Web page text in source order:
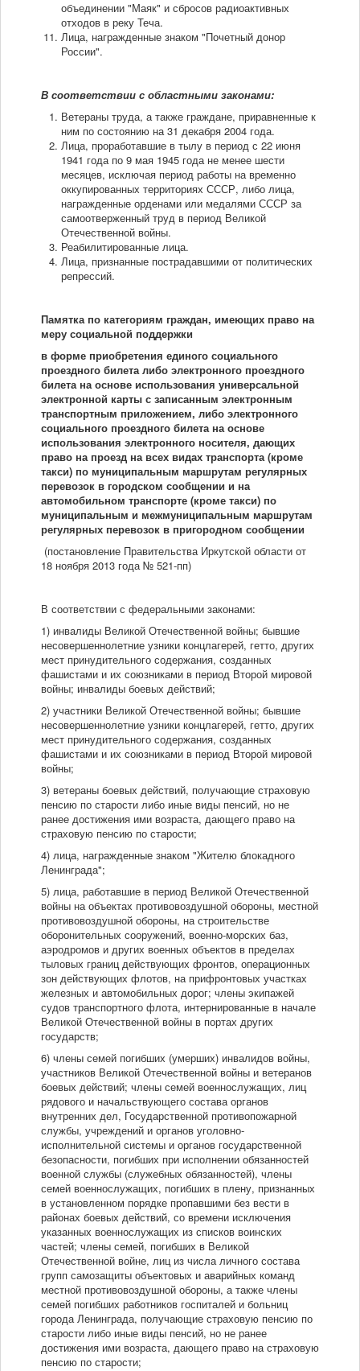
объединении "Маяк" и сбросов радиоактивных
отходов в реку Теча.
Лица, награжденные знаком "Почетный донор
России".
В соответствии с областными законами:
Ветераны труда, а также граждане, приравненные к
ним по состоянию на 31 декабря 2004 года.
Лица, проработавшие в тылу в период с 22 июня
1941 года по 9 мая 1945 года не менее шести
месяцев, исключая период работы на временно
оккупированных территориях СССР, либо лица,
награжденные орденами или медалями СССР за
самоотверженный труд в период Великой
Отечественной войны.
Реабилитированные лица.
Лица, признанные пострадавшими от политических
репрессий.
Памятка по категориям граждан, имеющих право на
меру социальной поддержки
в форме приобретения единого социального
проездного билета либо электронного проездного
билета на основе использования универсальной
электронной карты с записанным электронным
транспортным приложением, либо электронного
социального проездного билета на основе
использования электронного носителя, дающих
право на проезд на всех видах транспорта (кроме
такси) по муниципальным маршрутам регулярных
перевозок в городском сообщении и на
автомобильном транспорте (кроме такси) по
муниципальным и межмуниципальным маршрутам
регулярных перевозок в пригородном сообщении
(постановление Правительства Иркутской области от
18 ноября 2013 года № 521-пп)
В соответствии с федеральными законами:
1) инвалиды Великой Отечественной войны; бывшие
несовершеннолетние узники концлагерей, гетто, других
мест принудительного содержания, созданных
фашистами и их союзниками в период Второй мировой
войны; инвалиды боевых действий;
2) участники Великой Отечественной войны; бывшие
несовершеннолетние узники концлагерей, гетто, других
мест принудительного содержания, созданных
фашистами и их союзниками в период Второй мировой
войны;
3) ветераны боевых действий, получающие страховую
пенсию по старости либо иные виды пенсий, но не
ранее достижения ими возраста, дающего право на
страховую пенсию по старости;
4) лица, награжденные знаком "Жителю блокадного
Ленинграда";
5) лица, работавшие в период Великой Отечественной
войны на объектах противовоздушной обороны, местной
противовоздушной обороны, на строительстве
оборонительных сооружений, военно-морских баз,
аэродромов и других военных объектов в пределах
тыловых границ действующих фронтов, операционных
зон действующих флотов, на прифронтовых участках
железных и автомобильных дорог; члены экипажей
судов транспортного флота, интернированные в начале
Великой Отечественной войны в портах других
государств;
6) члены семей погибших (умерших) инвалидов войны,
участников Великой Отечественной войны и ветеранов
боевых действий; члены семей военнослужащих, лиц
рядового и начальствующего состава органов
внутренних дел, Государственной противопожарной
службы, учреждений и органов уголовно-
исполнительной системы и органов государственной
безопасности, погибших при исполнении обязанностей
военной службы (служебных обязанностей), члены
семей военнослужащих, погибших в плену, признанных
в установленном порядке пропавшими без вести в
районах боевых действий, со времени исключения
указанных военнослужащих из списков воинских
частей; члены семей, погибших в Великой
Отечественной войне, лиц из числа личного состава
групп самозащиты объектовых и аварийных команд
местной противовоздушной обороны, а также члены
семей погибших работников госпиталей и больниц
города Ленинграда, получающие страховую пенсию по
старости либо иные виды пенсий, но не ранее
достижения ими возраста, дающего право на страховую
пенсию по старости;